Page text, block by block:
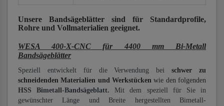
Unsere Bandsägeblätter sind für Standardprofile,
Rohre und Vollmaterialien geeignet.
WESA 400-X-CNC für 4400 mm Bi-Metall
Bandsägeblätter
Speziell entwickelt für die Verwendung beischwer zu
schneidenden Materialien und Werkstücken wie den folgenden
HSS Bimetall-Bandsägeblatt. Mit dem speziell für Sie in
gewünschter Länge und Breite hergestellten Bimetall-